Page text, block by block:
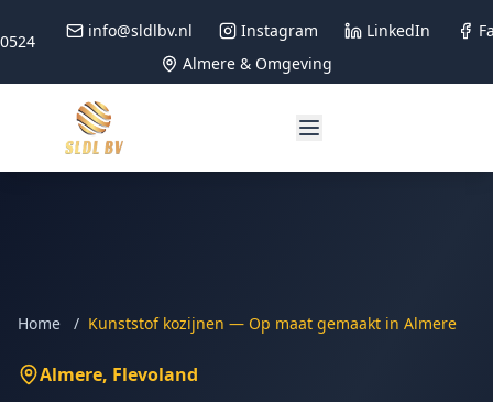
info@sldlbv.nl Instagram LinkedIn
Almere & Omgeving
Home / Kunststof kozijnen — Op maat gemaakt in Almere
Almere, Flevoland